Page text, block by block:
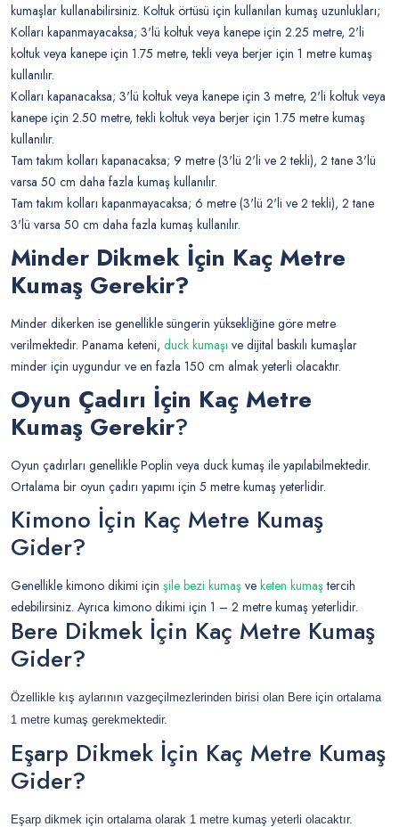
kumaşlar kullanabilirsiniz. Koltuk örtüsü için kullanılan kumaş uzunlukları;
Kolları kapanmayacaksa; 3'lü koltuk veya kanepe için 2.25 metre, 2'li
koltuk veya kanepe için 1.75 metre, tekli veya berjer için 1 metre kumaş
kullanılır.
Kolları kapanacaksa; 3'lü koltuk veya kanepe için 3 metre, 2'li koltuk veya
kanepe için 2.50 metre, tekli koltuk veya berjer için 1.75 metre kumaş
kullanılır.
Tam takım kolları kapanacaksa; 9 metre (3'lü 2'li ve 2 tekli), 2 tane 3'lü
varsa 50 cm daha fazla kumaş kullanılır.
Tam takım kolları kapanmayacaksa; 6 metre (3'lü 2'li ve 2 tekli), 2 tane
3'lü varsa 50 cm daha fazla kumaş kullanılır.
Minder Dikmek İçin Kaç Metre
Kumaş Gerekir?
Minder dikerken ise genellikle süngerin yüksekliğine göre metre
verilmektedir. Panama keteni, duck kumaşı ve dijital baskılı kumaşlar
minder için uygundur ve en fazla 150 cm almak yeterli olacaktır.
Oyun Çadırı İçin Kaç Metre
Kumaş Gerekir?
Oyun çadırları genellikle Poplin veya duck kumaş ile yapılabilmektedir.
Ortalama bir oyun çadırı yapımı için 5 metre kumaş yeterlidir.
Kimono İçin Kaç Metre Kumaş
Gider?
Genellikle kimono dikimi için şile bezi kumaş ve keten kumaştercih
edebilirsiniz. Ayrıca kimono dikimi için 1 – 2 metre kumaş yeterlidir.
Bere Dikmek İçin Kaç Metre Kumaş
Gider?
Özellikle kış aylarının vazgeçilmezlerinden birisi olan Bere için ortalama
1 metre kumaş gerekmektedir.
Eşarp Dikmek İçin Kaç Metre Kumaş
Gider?
Eşarp dikmek için ortalama olarak 1 metre kumaş yeterli olacaktır.